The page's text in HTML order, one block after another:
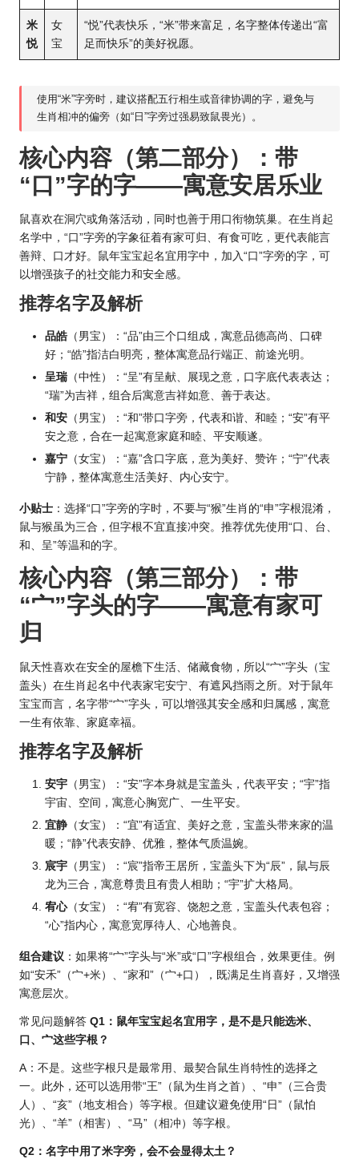
米
悦
女
宝
“悦”代表快乐，“米”带来富足，名字整体传递出“富
足而快乐”的美好祝愿。
使用“米”字旁时，建议搭配五行相生或音律协调的字，避免与
生肖相冲的偏旁（如“日”字旁过强易致鼠畏光）。
核心内容（第二部分）：带
“口”字的字——寓意安居乐业
鼠喜欢在洞穴或角落活动，同时也善于用口衔物筑巢。在生肖起
名学中，“口”字旁的字象征着有家可归、有食可吃，更代表能言
善辩、口才好。鼠年宝宝起名宜用字中，加入“口”字旁的字，可
以增强孩子的社交能力和安全感。
推荐名字及解析
品皓 （男宝）：“品”由三个口组成，寓意品德高尚、口碑
好；“皓”指洁白明亮，整体寓意品行端正、前途光明。
呈瑞 （中性）：“呈”有呈献、展现之意，口字底代表表达；
“瑞”为吉祥，组合后寓意吉祥如意、善于表达。
和安 （男宝）：“和”带口字旁，代表和谐、和睦；“安”有平
安之意，合在一起寓意家庭和睦、平安顺遂。
嘉宁 （女宝）：“嘉”含口字底，意为美好、赞许；“宁”代表
宁静，整体寓意生活美好、内心安宁。
小贴士 ：选择“口”字旁的字时，不要与“猴”生肖的“申”字根混淆，
鼠与猴虽为三合，但字根不宜直接冲突。推荐优先使用“口、台、
和、呈”等温和的字。
核心内容（第三部分）：带
“宀”字头的字——寓意有家可
归
鼠天性喜欢在安全的屋檐下生活、储藏食物，所以“宀”字头（宝
盖头）在生肖起名中代表家宅安宁、有遮风挡雨之所。对于鼠年
宝宝而言，名字带“宀”字头，可以增强其安全感和归属感，寓意
一生有依靠、家庭幸福。
推荐名字及解析
安宇 （男宝）：“安”字本身就是宝盖头，代表平安；“宇”指
宇宙、空间，寓意心胸宽广、一生平安。
宜静 （女宝）：“宜”有适宜、美好之意，宝盖头带来家的温
暖；“静”代表安静、优雅，整体气质温婉。
宸宇 （男宝）：“宸”指帝王居所，宝盖头下为“辰”，鼠与辰
龙为三合，寓意尊贵且有贵人相助；“宇”扩大格局。
宥心（女宝）：“宥”有宽容、饶恕之意，宝盖头代表包容；
“心”指内心，寓意宽厚待人、心地善良。
组合建议 ：如果将“宀”字头与“米”或“口”字根组合，效果更佳。例
如“安禾”（宀+米）、“家和”（宀+口），既满足生肖喜好，又增强
寓意层次。
常见问题解答 Q1：鼠年宝宝起名宜用字，是不是只能选米、
口、宀这些字根？
A：不是。这些字根只是最常用、最契合鼠生肖特性的选择之
一。此外，还可以选用带“王”（鼠为生肖之首）、“申”（三合贵
人）、“亥”（地支相合）等字根。但建议避免使用“日”（鼠怕
光）、“羊”（相害）、“马”（相冲）等字根。
Q2：名字中用了米字旁，会不会显得太土？